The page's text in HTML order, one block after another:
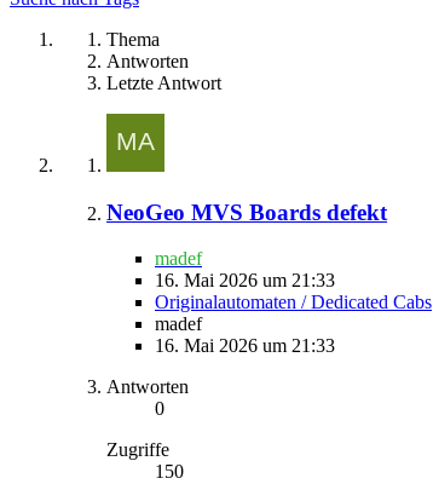
Thema
Antworten
Letzte Antwort
NeoGeo MVS Boards defekt
madef
16. Mai 2026 um 21:33
Originalautomaten / Dedicated Cabs
madef
16. Mai 2026 um 21:33
Antworten
0
Zugriffe
150